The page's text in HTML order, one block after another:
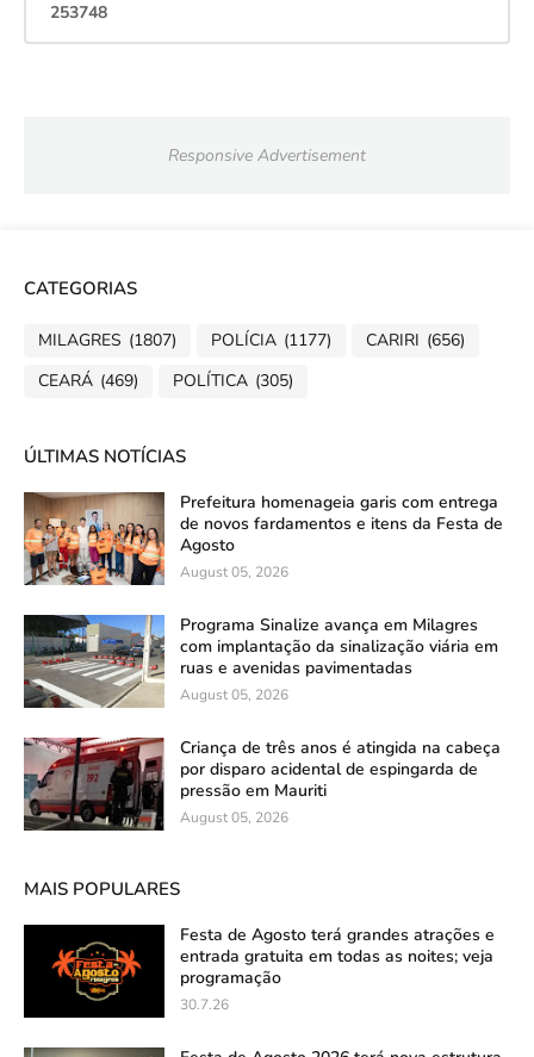
253748
Responsive Advertisement
CATEGORIAS
MILAGRES (1807) POLÍCIA (1177) CARIRI (656)
CEARÁ (469) POLÍTICA (305)
ÚLTIMAS NOTÍCIAS
Prefeitura homenageia garis com entrega
de novos fardamentos e itens da Festa de
Agosto
August 05, 2026
Programa Sinalize avança em Milagres
com implantação da sinalização viária em
ruas e avenidas pavimentadas
August 05, 2026
Criança de três anos é atingida na cabeça
por disparo acidental de espingarda de
pressão em Mauriti
August 05, 2026
MAIS POPULARES
Festa de Agosto terá grandes atrações e
entrada gratuita em todas as noites; veja
programação
30.7.26